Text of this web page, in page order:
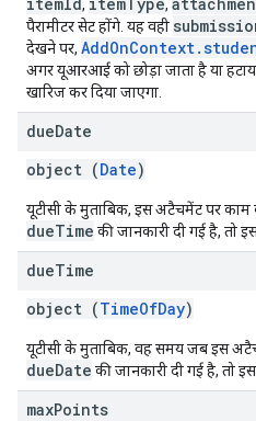
, ,
पैरामीटर सेट होंगे. यह वही
देखने पर,
अगर यूआरआई को छोड़ा जाता है या
खारिज कर दिया जाएगा.
dueDate
object (Date)
यूटीसी के मुताबिक, इस अटैचमेंट पर
dueTime की जानकारी दी गई है, तो
dueTime
object (TimeOfDay)
यूटीसी के मुताबिक, वह समय जब इस
dueDate की जानकारी दी गई है, तो
maxPoints